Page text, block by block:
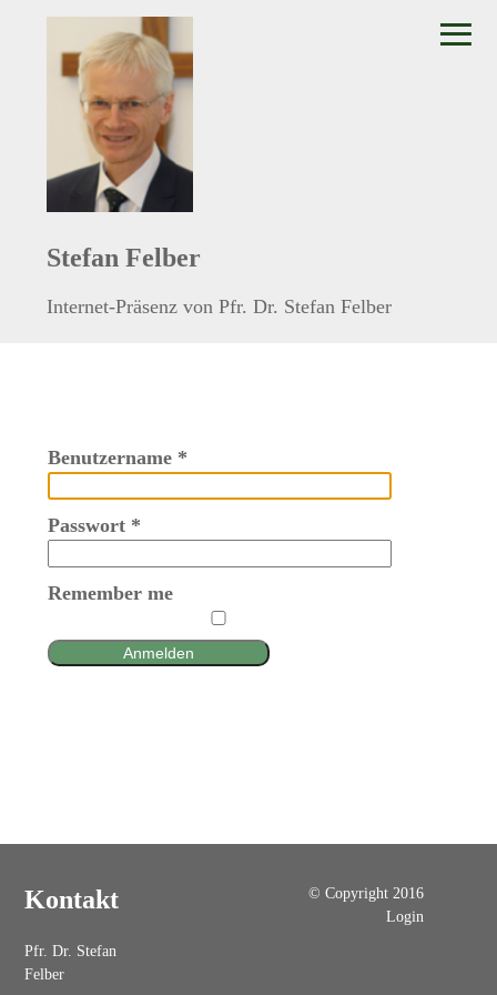
Stefan Felber
Internet-Präsenz von Pfr. Dr. Stefan Felber
Benutzername*
Passwort*
Remember me
Anmelden
Kontakt
Pfr. Dr. Stefan
Felber
© Copyright 2016
Login
≡